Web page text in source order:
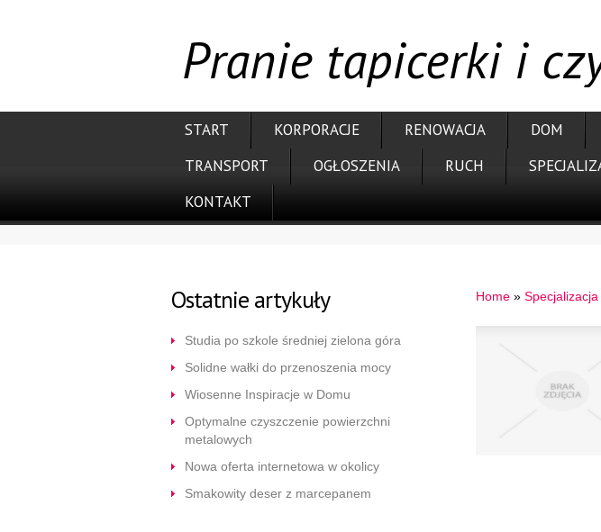
Pranie tapicerki i
START KORPORACJE RENOWACJA DOM
TRANSPORT
OGŁOSZENIA RUCH
KONTAKT
Ostatnie artykuły
Studia po szkole średniej zielona góra
Solidne wałki do przenoszenia mocy
Wiosenne Inspiracje w Domu
Optymalne czyszczenie powierzchni
metalowych
Nowa oferta internetowa w okolicy
Smakowity deser z marcepanem
Home» Specjalizacja